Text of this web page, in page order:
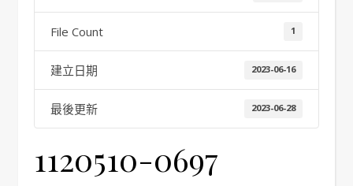
File Count 1
建立日期 2023-06-16
最後更新 2023-06-28
1120510-0697